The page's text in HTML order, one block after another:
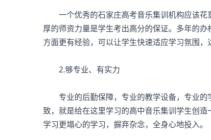
一个优秀的石家庄高考音乐集训机构应该花
厚的师资力量是学生考出高分的保证。多年的
方面更有经验，可以让学生快速适应学习氛围，
2.够专业、有实力
专业的后勤保障，专业的教学设备，专业的
致，就是给在这里学习的高中音乐集训学生创
学习更塌心的学习，摒弃杂念，全身心地投入。